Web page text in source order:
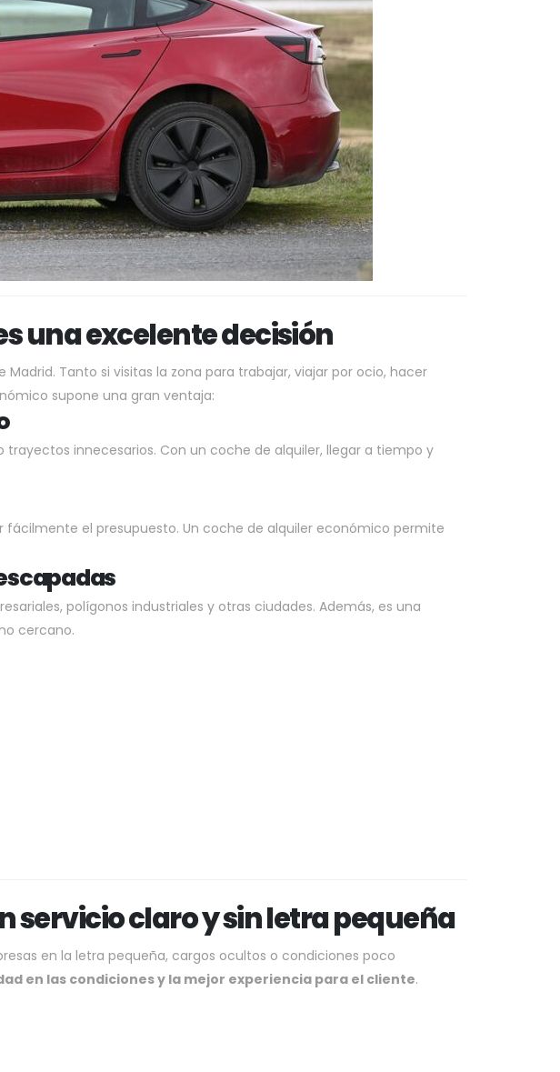
una excelente decisión
Tanto si visitas la zona para trabajar, viajar por ocio, hacer
supone una gran ventaja:
innecesarios. Con un coche de alquiler, llegar a tiempo y
fácilmente el presupuesto. Un coche de alquiler económico permite
polígonos industriales y otras ciudades. Además, es una
cercano.
servicio claro y sin letra pequeña
en la letra pequeña, cargos ocultos o condiciones poco
en las condiciones y la mejor experiencia para el cliente.